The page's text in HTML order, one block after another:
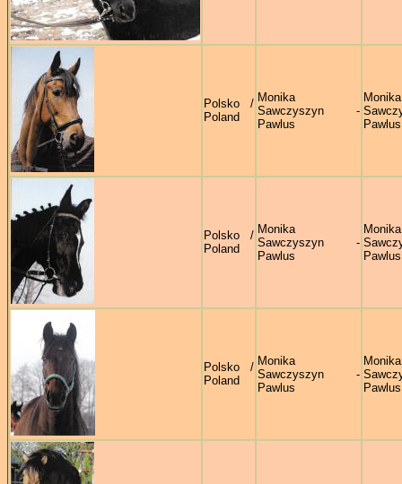
Polsko /
Poland
Monika
Sawczyszyn -
Pawlus
Monika
Pawlus
Polsko /
Poland
Monika
Sawczyszyn -
Pawlus
Monika
Pawlus
Polsko /
Poland
Monika
Sawczyszyn -
Pawlus
Monika
Pawlus